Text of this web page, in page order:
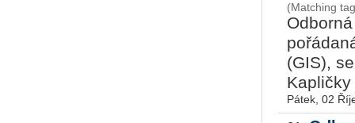
(Matching
(GIS),
Pátek, 02